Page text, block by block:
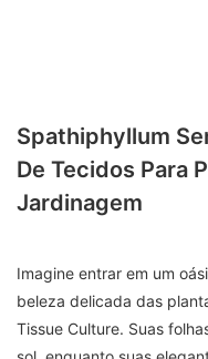
Spathiphyllum
De Tecidos Para
Jardinagem
Imagine entrar em um
beleza delicada das
Tissue Culture. Suas